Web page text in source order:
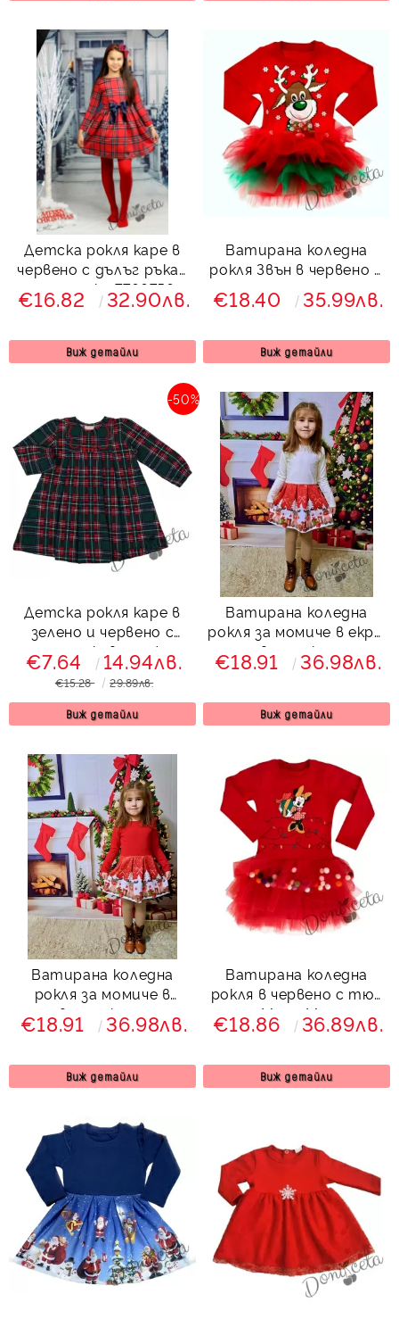
Детска рокля каре в
червено с дълъг ръкав
с панделка 7766756
€16.82 32.90лв.
Виж детайли
Ватирана коледна
рокля Звън в червено и
зелено с тюл с елен
€18.40 35.99лв.
Виж детайли
Детска рокля каре в
зелено и червено с
дълъг ръкав с нежна
бродерия
-50%
€7.64 14.94лв.
€15.28 29.89лв.
Виж детайли
Ватирана коледна
рокля за момиче в екрю
и червено с коледна
картинки на еленчета
€18.91 36.98лв.
Виж детайли
Ватирана коледна
рокля за момиче в
червено с коледна
картинки на еленчета
€18.91 36.98лв.
Виж детайли
Ватирана коледна
рокля в червено с тюл
с Мини Маус
€18.86 36.89лв.
Виж детайли